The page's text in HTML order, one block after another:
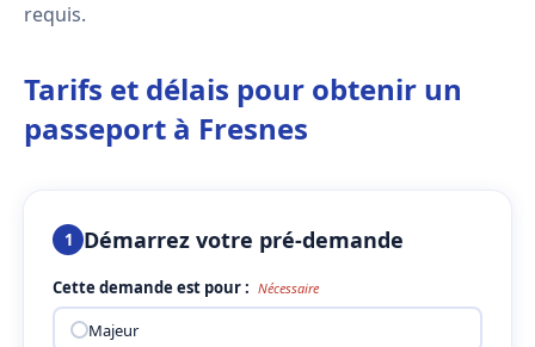
requis.
Tarifs et délais pour obtenir un
passeport à Fresnes
1 Démarrez votre pré-demande
Cette demande est pour : Nécessaire
Majeur